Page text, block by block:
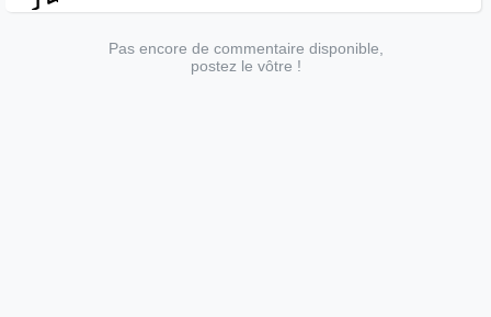
Pas encore de commentaire disponible,
postez le vôtre !